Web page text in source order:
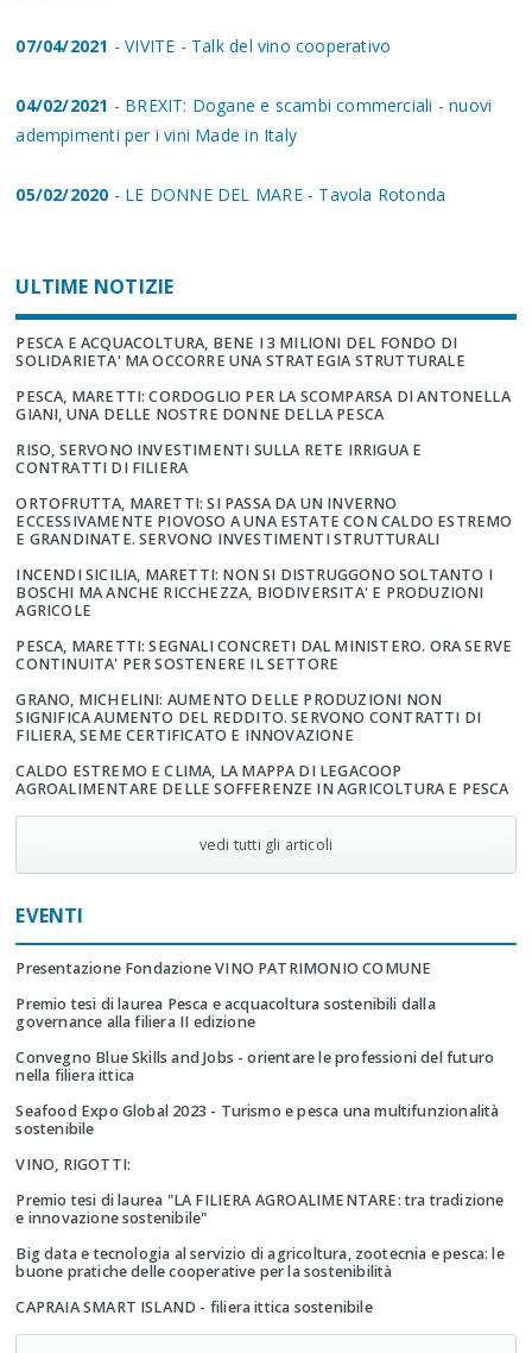
07/04/2021 - VIVITE - Talk del vino cooperativo
04/02/2021 - BREXIT: Dogane e scambi commerciali - nuovi
adempimenti per i vini Made in Italy
05/02/2020 - LE DONNE DEL MARE - Tavola Rotonda
ULTIME NOTIZIE
PESCA E ACQUACOLTURA, BENE I 3 MILIONI DEL FONDO DI
SOLIDARIETA' MA OCCORRE UNA STRATEGIA STRUTTURALE
PESCA, MARETTI: CORDOGLIO PER LA SCOMPARSA DI ANTONELLA
GIANI, UNA DELLE NOSTRE DONNE DELLA PESCA
RISO, SERVONO INVESTIMENTI SULLA RETE IRRIGUA E
CONTRATTI DI FILIERA
ORTOFRUTTA, MARETTI: SI PASSA DA UN INVERNO
ECCESSIVAMENTE PIOVOSO A UNA ESTATE CON CALDO ESTREMO
E GRANDINATE. SERVONO INVESTIMENTI STRUTTURALI
INCENDI SICILIA, MARETTI: NON SI DISTRUGGONO SOLTANTO I
BOSCHI MA ANCHE RICCHEZZA, BIODIVERSITA' E PRODUZIONI
AGRICOLE
PESCA, MARETTI: SEGNALI CONCRETI DAL MINISTERO. ORA SERVE
CONTINUITA' PER SOSTENERE IL SETTORE
GRANO, MICHELINI: AUMENTO DELLE PRODUZIONI NON
SIGNIFICA AUMENTO DEL REDDITO. SERVONO CONTRATTI DI
FILIERA, SEME CERTIFICATO E INNOVAZIONE
CALDO ESTREMO E CLIMA, LA MAPPA DI LEGACOOP
AGROALIMENTARE DELLE SOFFERENZE IN AGRICOLTURA E PESCA
vedi tutti gli articoli
EVENTI
Presentazione Fondazione VINO PATRIMONIO COMUNE
Premio tesi di laurea Pesca e acquacoltura sostenibili dalla
governance alla filiera II edizione
Convegno Blue Skills and Jobs - orientare le professioni del futuro
nella filiera ittica
Seafood Expo Global 2023 - Turismo e pesca una multifunzionalità
sostenibile
VINO, RIGOTTI:
Premio tesi di laurea "LA FILIERA AGROALIMENTARE: tra tradizione
e innovazione sostenibile"
Big data e tecnologia al servizio di agricoltura, zootecnia e pesca: le
buone pratiche delle cooperative per la sostenibilità
CAPRAIA SMART ISLAND - filiera ittica sostenibile